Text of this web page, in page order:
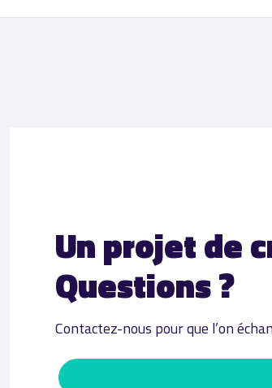
Un projet de
Questions ?
Contactez-nous pour que l’on